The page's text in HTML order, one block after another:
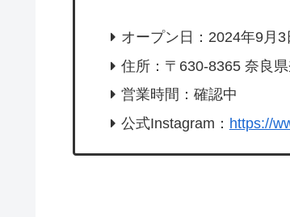
オープン日：2024年9月3
住所：〒630-8365 奈良
営業時間：確認中
公式Instagram： https://